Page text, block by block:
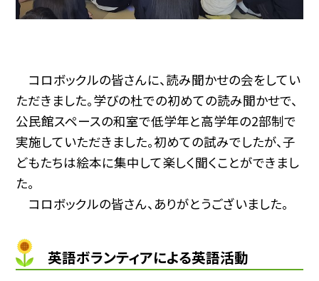
コロボックルの皆さんに、読み聞かせの会をしてい
ただきました。学びの杜での初めての読み聞かせで、
公民館スペースの和室で低学年と高学年の2部制で
実施していただきました。初めての試みでしたが、子
どもたちは絵本に集中して楽しく聞くことができまし
た。
コロボックルの皆さん、ありがとうございました。
英語ボランティアによる英語活動